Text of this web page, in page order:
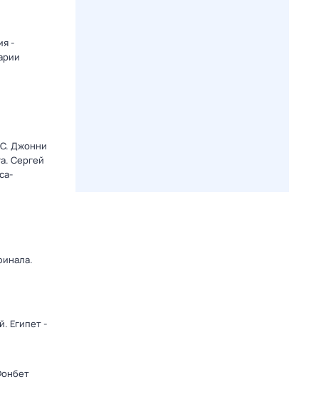
-
Джонни
Сергей
Египет -